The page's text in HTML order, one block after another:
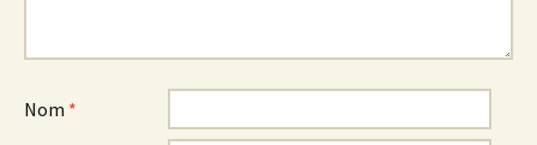
Nom *